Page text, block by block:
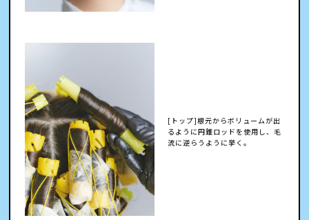
[トップ]根元からボリュームが出
るように円錐ロッドを使用し、毛
流に逆らうように挙く。